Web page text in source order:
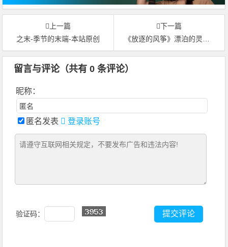
上一篇
之末-季节的末端-本站原创
下一篇
《放逐的风筝》漂泊的灵魂-本站原创-舞曲风格-附歌词音频
留言与评论（共有0 条评论）
昵称：
匿名发表 登录账号
验证码：